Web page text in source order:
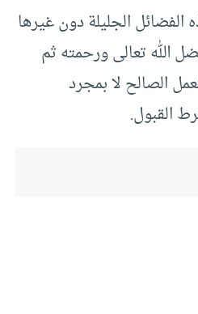
الفضائل الجليلة دون غيرها
الله تعالى ورحمته ثم
الصالح لا بمجرد
القبول.